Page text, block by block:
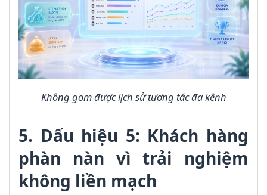
Không gom được lịch sử tương tác đa kênh
5. Dấu hiệu 5: Khách hàng
phàn nàn vì trải nghiệm
không liền mạch